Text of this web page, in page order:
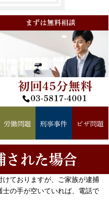
料対面相談のご予約
1234-5678
栄法律事務所
京都台東区東上野三丁目36-
ておりますが、ご家族が逮捕
の手が空いていれば、電話で